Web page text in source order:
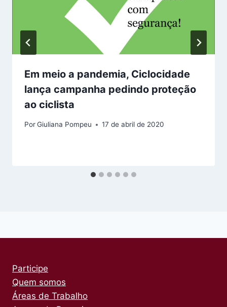
Em meio a pandemia, Ciclocidade
lança campanha pedindo proteção
ao ciclista
PorGiuliana Pompeu 17 de abril de 2020
Participe
Quem somos
Áreas de Trabalho